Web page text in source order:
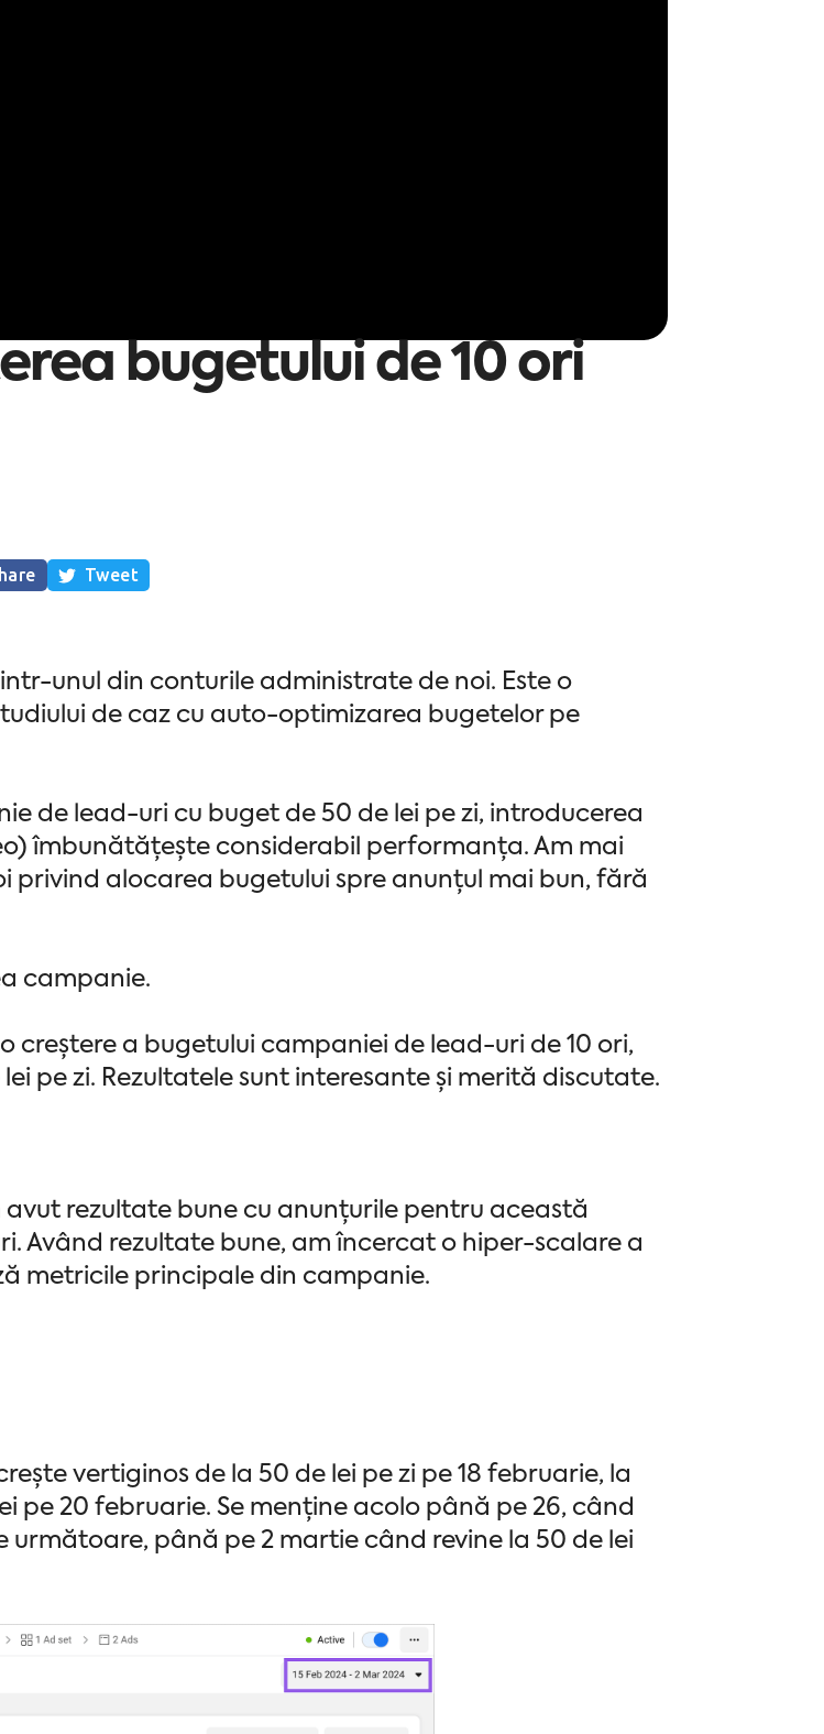
bugetului de 10 ori
Tweet
unul din conturile administrate de noi. Este o
de caz cu auto-optimizarea bugetelor pe
de lead-uri cu buget de 50 de lei pe zi, introducerea
îmbunătățește considerabil performanța. Am mai
alocarea bugetului spre anunțul mai bun, fără
campanie.
creștere a bugetului campaniei de lead-uri de 10 ori,
pe zi. Rezultatele sunt interesante și merită discutate.
rezultate bune cu anunțurile pentru această
Având rezultate bune, am încercat o hiper-scalare a
metricile principale din campanie.
vertiginos de la 50 de lei pe zi pe 18 februarie, la
pe 20 februarie. Se menține acolo până pe 26, când
următoare, până pe 2 martie când revine la 50 de lei